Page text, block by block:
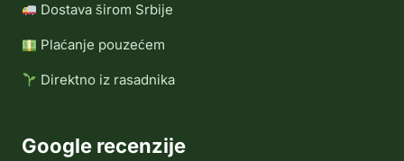
Dostava širom Srbije
Plaćanje pouzećem
Direktno iz rasadnika
Google recenzije